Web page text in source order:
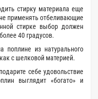
стирку материала еще
применять отбеливающие
стирке выбор должен
40 градусов.
поплине из натурального
с шелковой материей.
себе удовольствие
выглядит «богато» и